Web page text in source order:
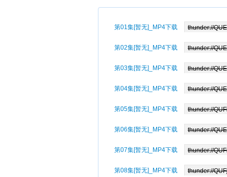
第01集[暂无]_MP4下载
第02集[暂无]_MP4下载
第03集[暂无]_MP4下载
第04集[暂无]_MP4下载
第05集[暂无]_MP4下载
第06集[暂无]_MP4下载
第07集[暂无]_MP4下载
第08集[暂无]_MP4下载